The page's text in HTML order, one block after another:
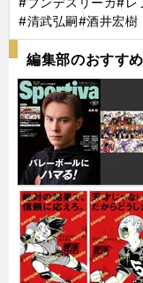
#清武弘嗣#酒井宏樹
編集部のおすすめ